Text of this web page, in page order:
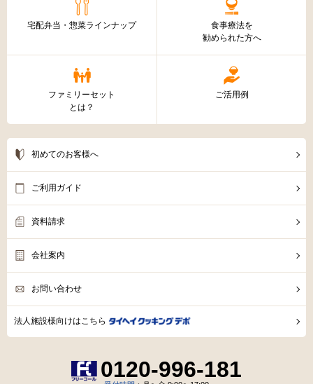
宅配弁当・惣菜ラインナップ
食事療法を
勧められた方へ
ファミリーセット
とは？
ご活用例
初めてのお客様へ
ご利用ガイド
資料請求
会社案内
お問い合わせ
法人施設様向けはこちら
0120-996-181